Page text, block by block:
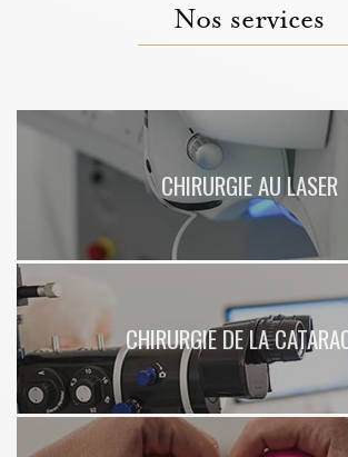
Nos services
CHIRURGIE AU LASER
CHIRURGIE DE LA